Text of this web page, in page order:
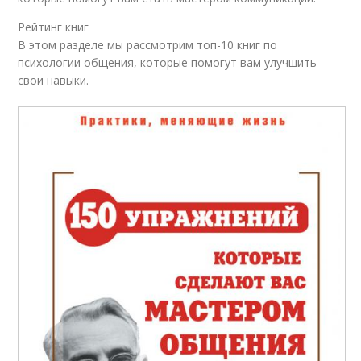
Рейтинг книг
В этом разделе мы рассмотрим топ-10 книг по
психологии общения, которые помогут вам улучшить
свои навыки.